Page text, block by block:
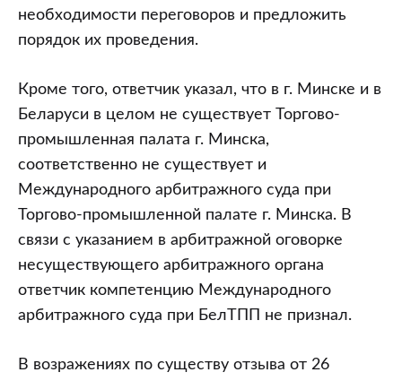
необходимости переговоров и предложить
порядок их проведения.
Кроме того, ответчик указал, что в г. Минске и в
Беларуси в целом не существует Торгово-
промышленная палата г. Минска,
соответственно не существует и
Международного арбитражного суда при
Торгово-промышленной палате г. Минска. В
связи с указанием в арбитражной оговорке
несуществующего арбитражного органа
ответчик компетенцию Международного
арбитражного суда при БелТПП не признал.
В возражениях по существу отзыва от 26